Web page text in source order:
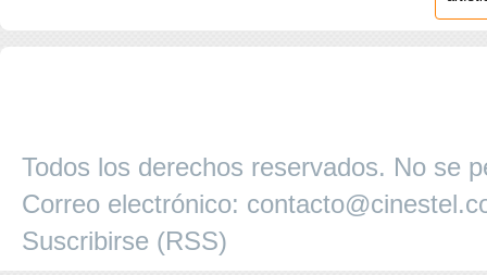
Todos los derechos reservados. No se
Correo electrónico:
Suscribirse (RSS)